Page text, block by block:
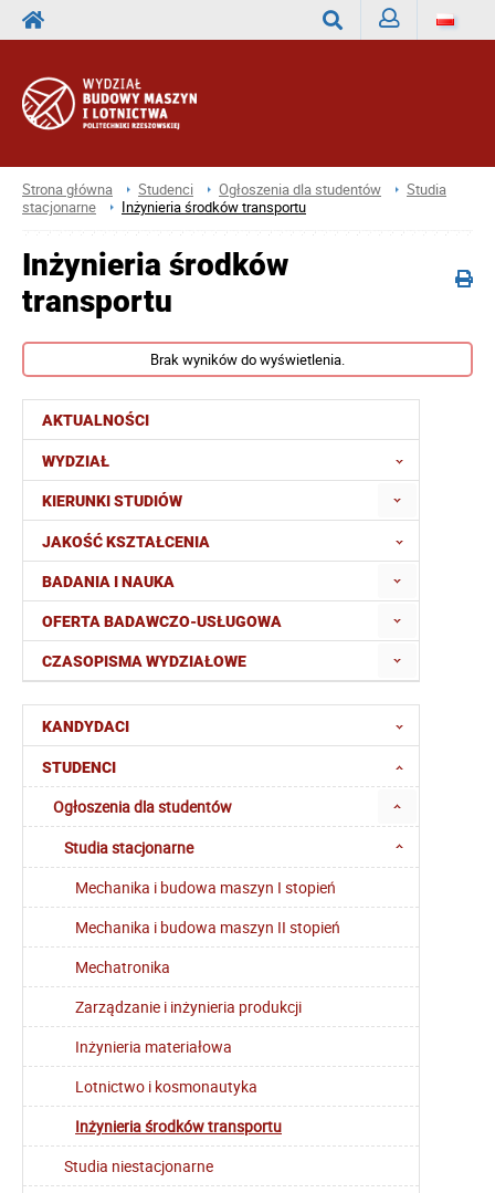
Strona główna Studenci Ogłoszenia dla studentów
Studia
stacjonarne
Inżynieria środków transportu
AKTUALNOŚCI
WYDZIAŁ
KIERUNKI STUDIÓW
JAKOŚĆ KSZTAŁCENIA
BADANIA I NAUKA
OFERTA BADAWCZO-USŁUGOWA
CZASOPISMA WYDZIAŁOWE
KANDYDACI
STUDENCI
Ogłoszenia dla studentów
Studia stacjonarne
Mechanika i budowa maszyn I stopień
Mechanika i budowa maszyn II stopień
Mechatronika
Zarządzanie i inżynieria produkcji
Inżynieria materiałowa
Lotnictwo i kosmonautyka
Inżynieria środków transportu
Studia niestacjonarne
Inżynieria środków
transportu
Brak wyników do wyświetlenia.